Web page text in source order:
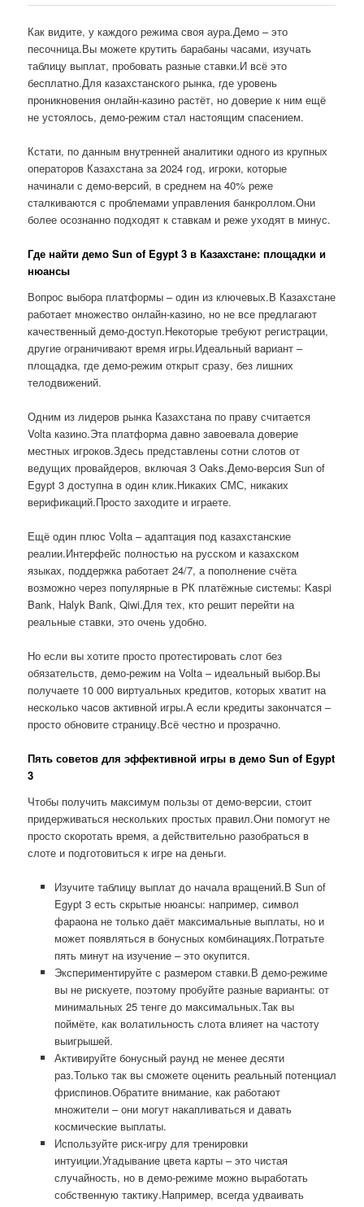
Как видите, у каждого режима своя аура.Демо – это
песочница.Вы можете крутить барабаны часами, изучать
таблицу выплат, пробовать разные ставки.И всё это
бесплатно.Для казахстанского рынка, где уровень
проникновения онлайн-казино растёт, но доверие к ним ещё
не устоялось, демо-режим стал настоящим спасением.
Кстати, по данным внутренней аналитики одного из крупных
операторов Казахстана за 2024 год, игроки, которые
начинали с демо-версий, в среднем на 40% реже
сталкиваются с проблемами управления банкроллом.Они
более осознанно подходят к ставкам и реже уходят в минус.
Где найти демо Sun of Egypt 3 в Казахстане: площадки и
нюансы
Вопрос выбора платформы – один из ключевых.В Казахстане
работает множество онлайн-казино, но не все предлагают
качественный демо-доступ.Некоторые требуют регистрации,
другие ограничивают время игры.Идеальный вариант –
площадка, где демо-режим открыт сразу, без лишних
телодвижений.
Одним из лидеров рынка Казахстана по праву считается
Volta казино.Эта платформа давно завоевала доверие
местных игроков.Здесь представлены сотни слотов от
ведущих провайдеров, включая 3 Oaks.Демо-версия Sun of
Egypt 3 доступна в один клик.Никаких СМС, никаких
верификаций.Просто заходите и играете.
Ещё один плюс Volta – адаптация под казахстанские
реалии.Интерфейс полностью на русском и казахском
языках, поддержка работает 24/7, а пополнение счёта
возможно через популярные в РК платёжные системы: Kaspi
Bank, Halyk Bank, Qiwi.Для тех, кто решит перейти на
реальные ставки, это очень удобно.
Но если вы хотите просто протестировать слот без
обязательств, демо-режим на Volta – идеальный выбор.Вы
получаете 10 000 виртуальных кредитов, которых хватит на
несколько часов активной игры.А если кредиты закончатся –
просто обновите страницу.Всё честно и прозрачно.
Пять советов для эффективной игры в демо Sun of Egypt
3
Чтобы получить максимум пользы от демо-версии, стоит
придерживаться нескольких простых правил.Они помогут не
просто скоротать время, а действительно разобраться в
слоте и подготовиться к игре на деньги.
Изучите таблицу выплат до начала вращений.В Sun of
Egypt 3 есть скрытые нюансы: например, символ
фараона не только даёт максимальные выплаты, но и
может появляться в бонусных комбинациях.Потратьте
пять минут на изучение – это окупится.
Экспериментируйте с размером ставки.В демо-режиме
вы не рискуете, поэтому пробуйте разные варианты: от
минимальных 25 тенге до максимальных.Так вы
поймёте, как волатильность слота влияет на частоту
выигрышей.
Активируйте бонусный раунд не менее десяти
раз.Только так вы сможете оценить реальный потенциал
фриспинов.Обратите внимание, как работают
множители – они могут накапливаться и давать
космические выплаты.
Используйте риск-игру для тренировки
интуиции.Угадывание цвета карты – это чистая
случайность, но в демо-режиме можно выработать
собственную тактику.Например, всегда удваивать